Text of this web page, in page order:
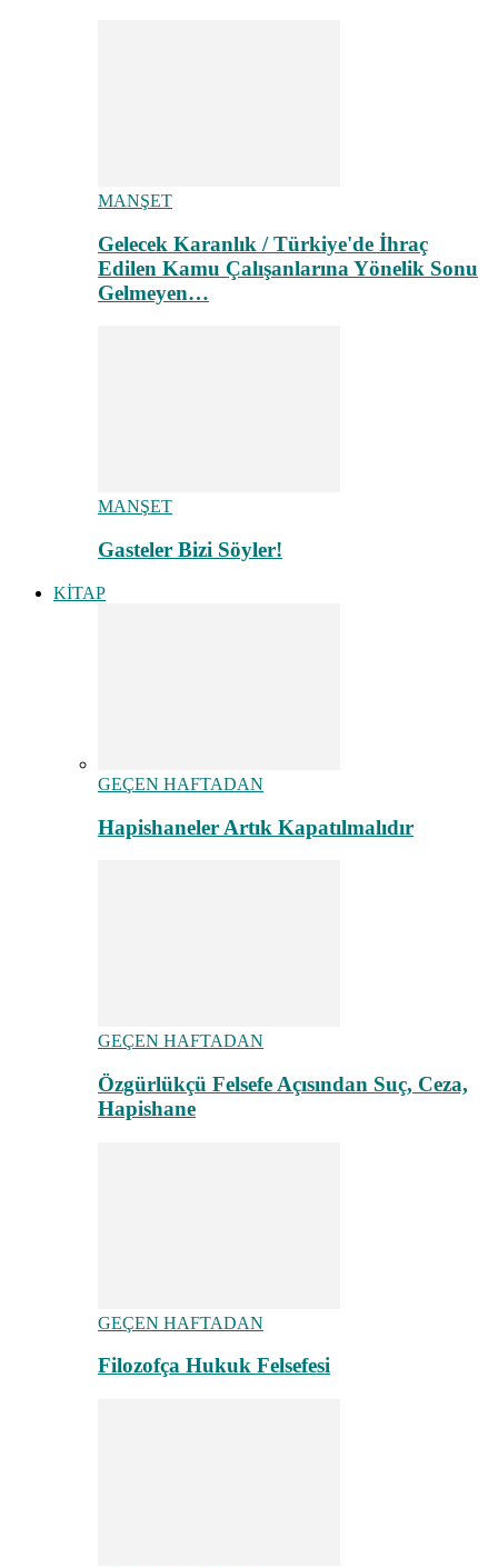
MANŞET
Gelecek Karanlık / Türkiye'de İhraç
Edilen Kamu Çalışanlarına Yönelik Sonu
Gelmeyen…
MANŞET
Gasteler Bizi Söyler!
KİTAP
GEÇEN HAFTADAN
Hapishaneler Artık Kapatılmalıdır
GEÇEN HAFTADAN
Özgürlükçü Felsefe Açısından Suç, Ceza,
Hapishane
GEÇEN HAFTADAN
Filozofça Hukuk Felsefesi